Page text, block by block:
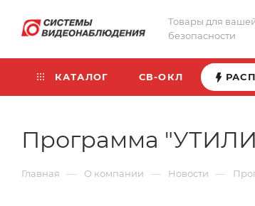
Товары для
безопасности
КАТАЛОГ СВ-ОКЛ
Программа
Главная — О компании — Новости —